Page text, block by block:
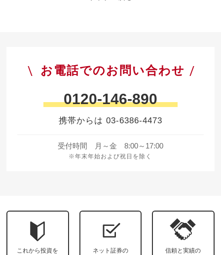
お電話でのお問い合わせ
0120-146-890
携帯からは 03-6386-4473
受付時間 月～金 8:00～17:00
※年末年始および祝日を除く
これから投資を ネット証券の 信頼と実績の